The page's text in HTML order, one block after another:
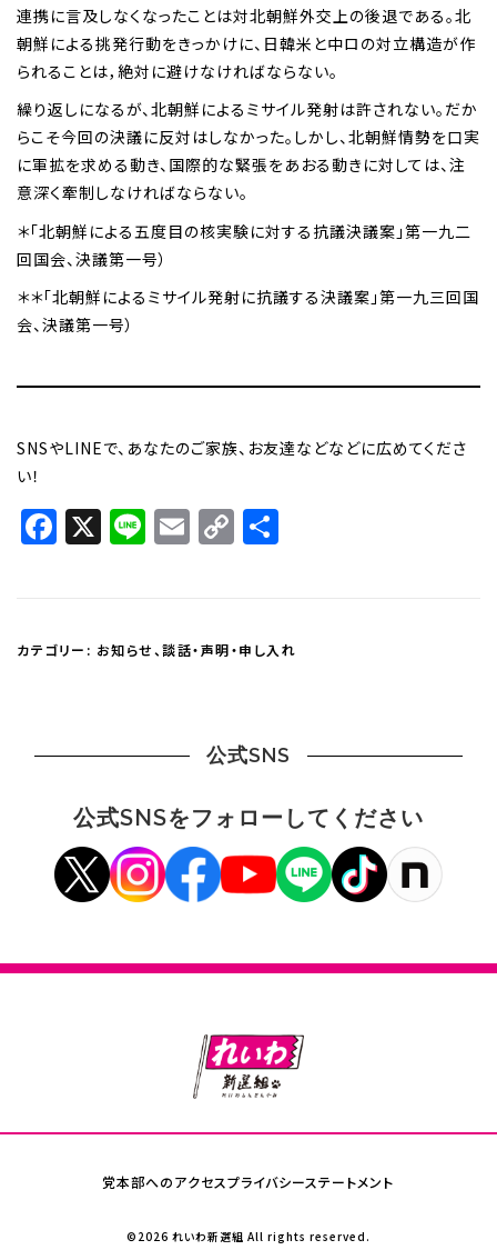
連携に言及しなくなったことは対北朝鮮外交上の後退である。北
朝鮮による挑発行動をきっかけに、日韓米と中ロの対立構造が作
られることは，絶対に避けなければならない。
繰り返しになるが、北朝鮮によるミサイル発射は許されない。だか
らこそ今回の決議に反対はしなかった。しかし、北朝鮮情勢を口実
に軍拡を求める動き、国際的な緊張をあおる動きに対しては、注
意深く牽制しなければならない。
＊「北朝鮮による五度目の核実験に対する抗議決議案」第一九二
回国会、決議第一号）
＊＊「北朝鮮によるミサイル発射に抗議する決議案」第一九三回国
会、決議第一号）
SNSやLINEで、あなたのご家族、お友達などなどに広めてくださ
い！
Facebook
X LineEmail
Copy
カテゴリー: お知らせ、談話・声明・申し入れ
公式SNS
公式SNSをフォローしてください
党本部へのアクセスプライバシーステートメント
©2026 れいわ新選組 All rights reserved.